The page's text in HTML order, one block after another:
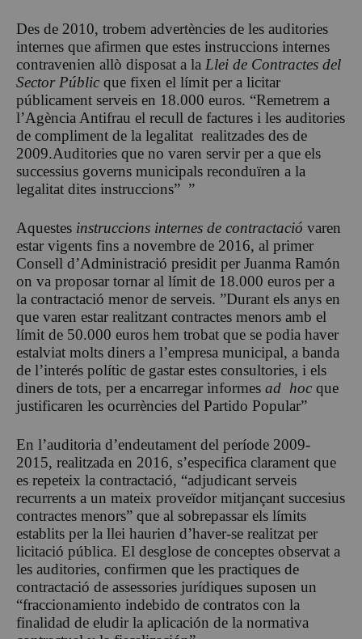
Des de 2010, trobem advertències de les auditories
internes que afirmen que estes instruccions internes
contravenien allò disposat a la Llei de Contractes del
Sector Públic que fixen el límit per a licitar
públicament serveis en 18.000 euros. “Remetrem a
l’Agència Antifrau el recull de factures i les auditories
de compliment de la legalitat realitzades des de
2009.Auditories que no varen servir per a que els
successius governs municipals reconduïren a la
legalitat dites instruccions” ”
Aquestes instruccions internes de contractació varen
estar vigents fins a novembre de 2016, al primer
Consell d’Administració presidit per Juanma Ramón
on va proposar tornar al límit de 18.000 euros per a
la contractació menor de serveis. ”Durant els anys en
que varen estar realitzant contractes menors amb el
límit de 50.000 euros hem trobat que se podia haver
estalviat molts diners a l’empresa municipal, a banda
de l’interés polític de gastar estes consultories, i els
diners de tots, per a encarregar informes ad hoc que
justificaren les ocurrències del Partido Popular”
En l’auditoria d’endeutament del període 2009-
2015, realitzada en 2016, s’especifica clarament que
es repeteix la contractació, “adjudicant serveis
recurrents a un mateix proveïdor mitjançant succesius
contractes menors” que al sobrepassar els límits
establits per la llei haurien d’haver-se realitzat per
licitació pública. El desglose de conceptes observat a
les auditories, confirmen que les practiques de
contractació de assessories jurídiques suposen un
“fraccionamiento indebido de contratos con la
finalidad de eludir la aplicación de la normativa